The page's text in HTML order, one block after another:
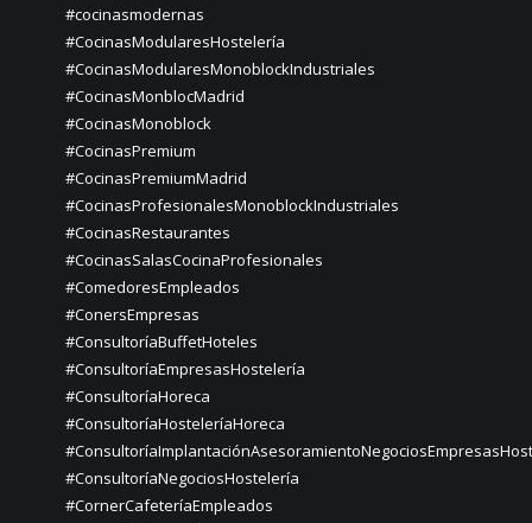
#cocinasmodernas
#CocinasModularesHostelería
#CocinasModularesMonoblockIndustriales
#CocinasMonblocMadrid
#CocinasMonoblock
#CocinasPremium
#CocinasPremiumMadrid
#CocinasProfesionalesMonoblockIndustriales
#CocinasRestaurantes
#CocinasSalasCocinaProfesionales
#ComedoresEmpleados
#ConersEmpresas
#ConsultoríaBuffetHoteles
#ConsultoríaEmpresasHostelería
#ConsultoríaHoreca
#ConsultoríaHosteleríaHoreca
#ConsultoríaNegociosHostelería
#CornerCafeteríaEmpleados